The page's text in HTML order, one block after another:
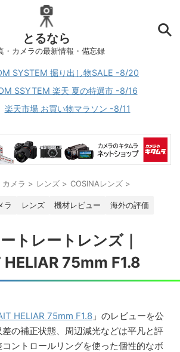
とるなら
・カメラの最新情報・備忘録
SYSTEM 掘り出し物SALE -8/20
SSYTEM 楽天 夏の特選市 -8/16
楽天市場 お買い物マラソン -8/11
カメラ > レンズ > COSINAレンズ >
ラ レンズ 機材レビュー 海外の評価
トレートレンズ｜
HELIAR 75mm F1.8
HELIAR 75mm F1.8 」のレビューを公
の補正状態、周辺減光などは平凡と評
ントロールリングを使った個性的なボ